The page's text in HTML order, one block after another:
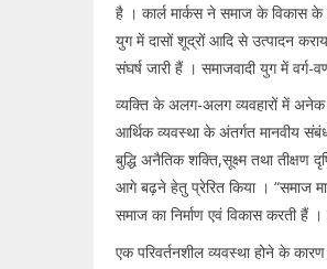
है । कार्ल मार्कस ने समाज के विकास के
युग में दासों शूद्रों आदि से उत्पादन
संघर्ष जारी हैं । समाजवादी युग में वर्ग-
व्यक्ति के अलग-अलग व्यवहारों में अनेक
आर्थिक व्यवस्था के अंतर्गत मानवीय
बुद्धि अनैतिक शक्ति,सूक्ष्म तथा तीक्षण
आगे बढ़ने हेतु प्रेरित किया । “समाज
समाज का निर्माण एवं विकास करती
एक परिवर्तनशील व्यवस्था होने के